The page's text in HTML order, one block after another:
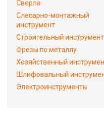
Сверла
Слесарно-монтажный
инструмент
Строительный инструмент
Фрезы по металлу
Хозяйственный
Шлифовальный
Электроинструменты